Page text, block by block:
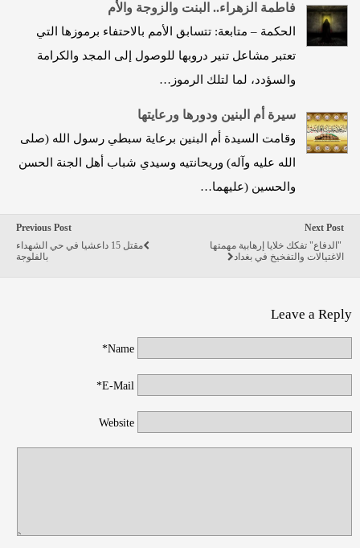
فاطمة الزهراء.. البنت والزوجة والأم
الحكمة – متابعة: تتسابق الأمم بالاحتفاء برموزها التي
تعتبر مشاعل تنير دروبها للوصول إلى المجد والكرامة
والسؤدد، لما لتلك الرموز…
سيرة أم البنين ودورها ورعايتها
وقامت السيدة أم البنين برعاية سبطي رسول الله (صلى
الله عليه وآله) وريحانتيه وسيدي شباب أهل الجنة الحسن
والحسين (عليهما…
Previous Post
مقتل 15 داعشيا في حي الشهداء
بالفلوجة
Next Post
"الدفاع" تفكك خلايا إرهابية مهمتها
الاغتيالات والتفخيخ في بغداد
Leave a Reply
Name*
E-Mail*
Website